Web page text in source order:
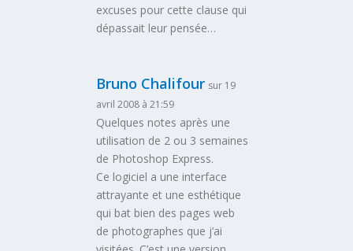
excuses pour cette clause qui
dépassait leur pensée…
Bruno Chalifour sur 19
avril 2008 à 21:59
Quelques notes après une
utilisation de 2 ou 3 semaines
de Photoshop Express.
Ce logiciel a une interface
attrayante et une esthétique
qui bat bien des pages web
de photographes que j’ai